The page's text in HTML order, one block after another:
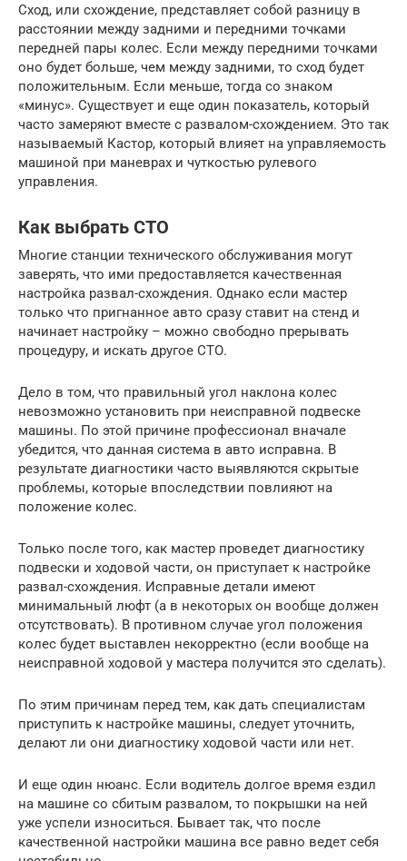
Сход, или схождение, представляет собой разницу в
расстоянии между задними и передними точками
передней пары колес. Если между передними точками
оно будет больше, чем между задними, то сход будет
положительным. Если меньше, тогда со знаком
«минус». Существует и еще один показатель, который
часто замеряют вместе с развалом-схождением. Это так
называемый Кастор, который влияет на управляемость
машиной при маневрах и чуткостью рулевого
управления.
Как выбрать СТО
Многие станции технического обслуживания могут
заверять, что ими предоставляется качественная
настройка развал-схождения. Однако если мастер
только что пригнанное авто сразу ставит на стенд и
начинает настройку – можно свободно прерывать
процедуру, и искать другое СТО.
Дело в том, что правильный угол наклона колес
невозможно установить при неисправной подвеске
машины. По этой причине профессионал вначале
убедится, что данная система в авто исправна. В
результате диагностики часто выявляются скрытые
проблемы, которые впоследствии повлияют на
положение колес.
Только после того, как мастер проведет диагностику
подвески и ходовой части, он приступает к настройке
развал-схождения. Исправные детали имеют
минимальный люфт (а в некоторых он вообще должен
отсутствовать). В противном случае угол положения
колес будет выставлен некорректно (если вообще на
неисправной ходовой у мастера получится это сделать).
По этим причинам перед тем, как дать специалистам
приступить к настройке машины, следует уточнить,
делают ли они диагностику ходовой части или нет.
И еще один нюанс. Если водитель долгое время ездил
на машине со сбитым развалом, то покрышки на ней
уже успели износиться. Бывает так, что после
качественной настройки машина все равно ведет себя